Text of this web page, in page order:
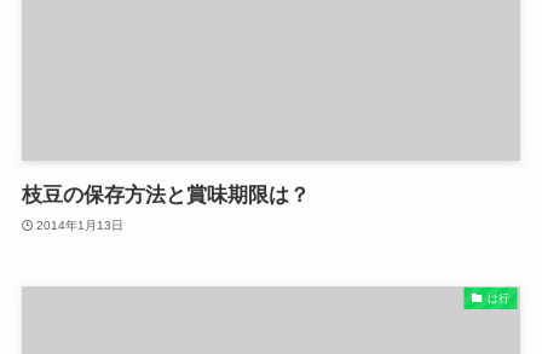
枝豆の保存方法と賞味期限は？
2014年1月13日
は行